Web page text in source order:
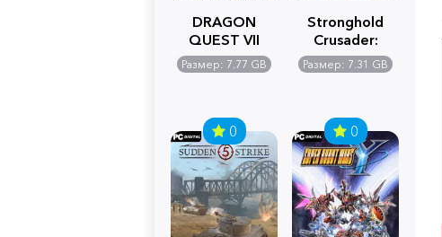
DRAGON
QUEST VII
Reimagined
Размер: 7.77 GB
Stronghold
Crusader:
Definitive
Edition
Размер: 7.31 GB
0 0